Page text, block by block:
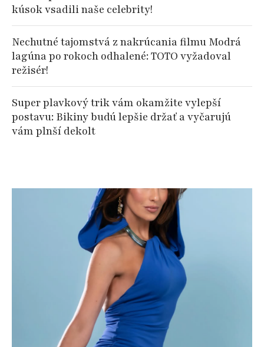
kúsok vsadili naše celebrity!
Nechutné tajomstvá z nakrúcania filmu Modrá
lagúna po rokoch odhalené: TOTO vyžadoval
režisér!
Super plavkový trik vám okamžite vylepší
postavu: Bikiny budú lepšie držať a vyčarujú
vám plnší dekolt